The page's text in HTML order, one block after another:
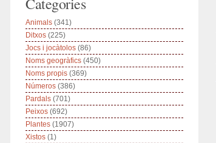
Animals (341)
Ditxos (225)
Jocs i jocàtolos (86)
Noms geogràfics (450)
Noms propis (369)
Números (386)
Pardals (701)
Peixos (692)
Plantes (1907)
Xistos (1)